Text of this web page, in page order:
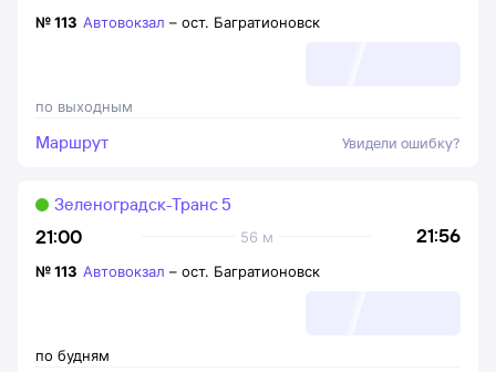
по выходным
№113 Автовокзал – ост. Багратионовск
Маршрут Увидели ошибку?
21:00 21:56
56 м
Зеленоградск-Транс 5
по будням
№113 Автовокзал – ост. Багратионовск